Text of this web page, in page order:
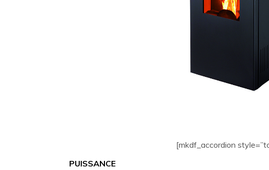
[mkdf_accordion
PUISSANCE